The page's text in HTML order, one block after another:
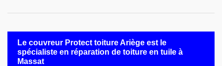
Le couvreur Protect toiture Ariège est le
spécialiste en réparation de toiture en tuile à
Massat